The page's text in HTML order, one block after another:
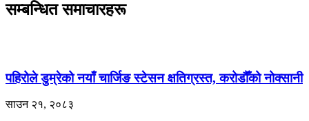
सम्बन्धित समाचारहरू
पहिरोले डुम्रेको नयाँ चार्जिङ स्टेसन क्षतिग्रस्त, करोडौँको नोक्सानी
साउन २१, २०८३